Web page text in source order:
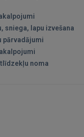
sniega, lapu izvešana
pārvadājumi
noma